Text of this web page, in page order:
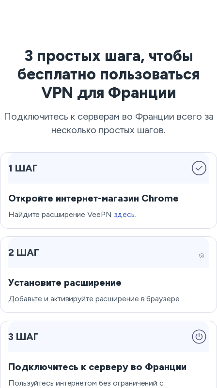
3 простых шага, чтобы
бесплатно пользоваться
VPN для Франции
Подключитесь к серверам во Франции всего за
несколько простых шагов.
1 ШАГ
Откройте интернет-магазин Chrome
Найдите расширение VeePN здесь.
2 ШАГ
Установите расширение
Добавьте и активируйте расширение в браузере.
3 ШАГ
Подключитесь к серверу во Франции
Пользуйтесь интернетом без ограничений с